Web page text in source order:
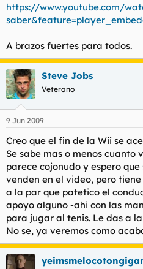
https://www.youtube.com/
A brazos fuertes para todos.
Steve Jobs
Veterano
9 Jun 2009
Creo que el fin de la Wii se
Se sabe mas o menos cuanto
parece cojonudo y espero
venden en el video, pero
a la par que patetico el
apoyo alguno -ahi con las
para jugar al tenis. Le das a
No se, ya veremos como